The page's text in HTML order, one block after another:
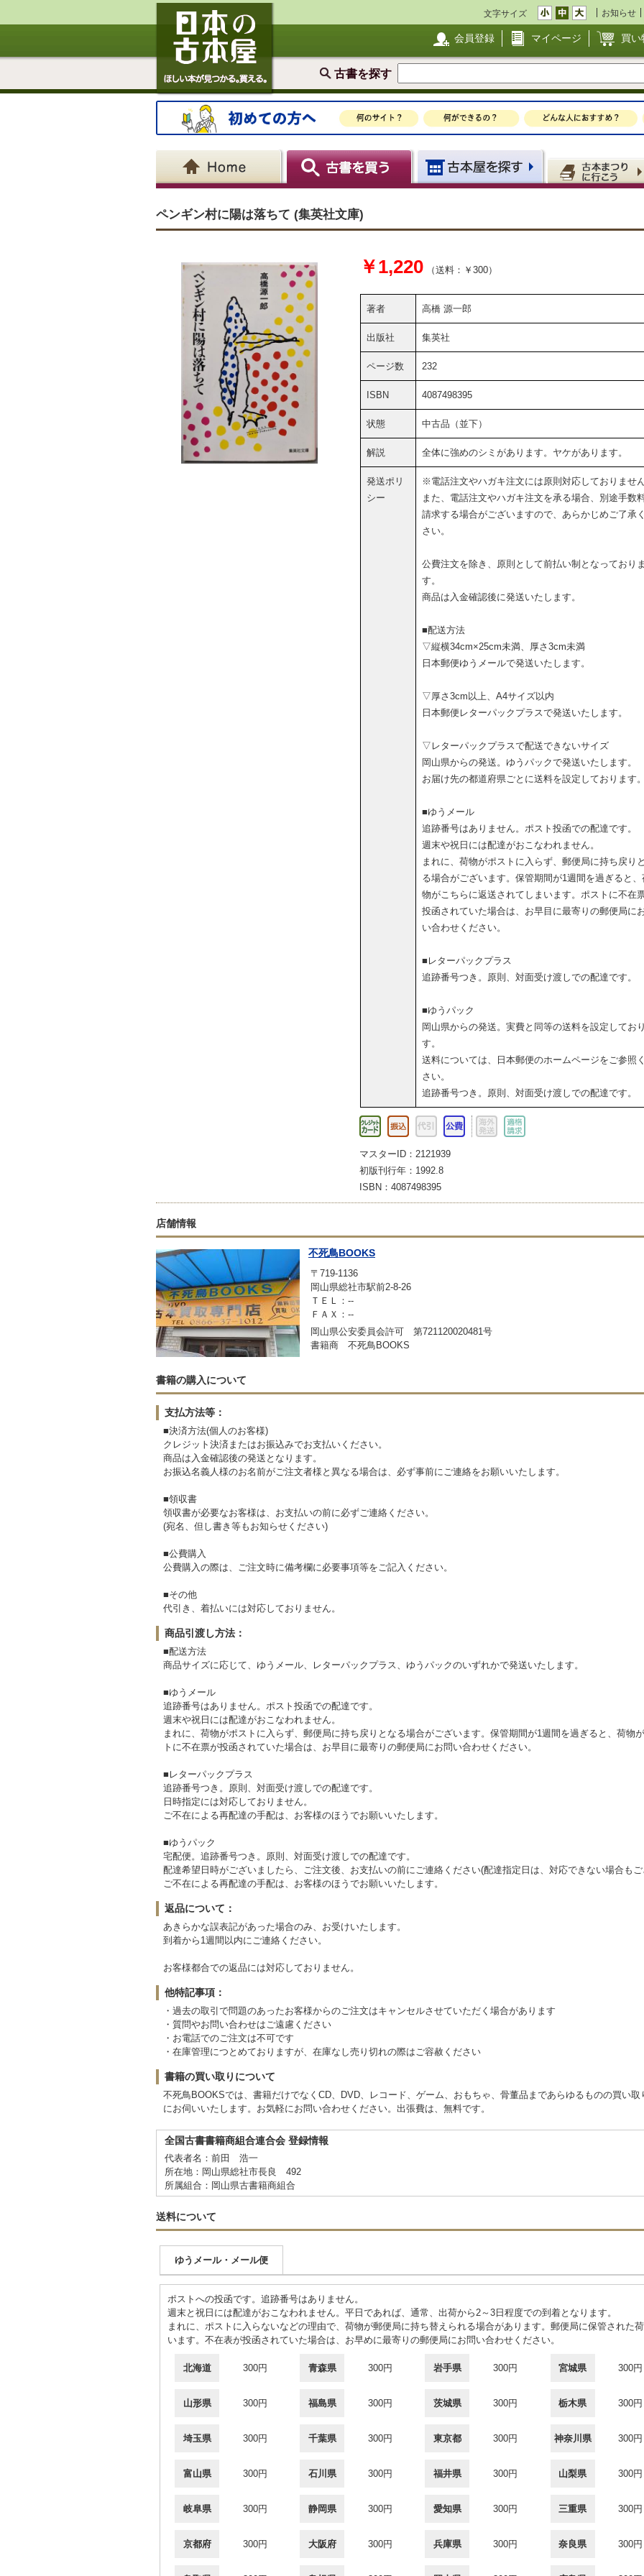
文字サイズ お知らせ
会員登録 マイページ 買い
古書を探す
ペンギン村に陽は落ちて (集英社文庫)
￥1,220 （送料：￥300）
著者 高橋 源一郎
出版社 集英社
ページ数 232
ISBN 4087498395
状態 中古品（並下）
解説 全体に強めのシミがあります。ヤケがあります。
発送ポリ
シー
※電話注文やハガキ注文には原則対応しておりません
また、電話注文やハガキ注文を承る場合、別途手数
請求する場合がございますので、あらかじめご了承
さい。
公費注文を除き、原則として前払い制となっておりま
す。
商品は入金確認後に発送いたします。
■配送方法
▽縦横34cm×25cm未満、厚さ3cm未満
日本郵便ゆうメールで発送いたします。
▽厚さ3cm以上、A4サイズ以内
日本郵便レターパックプラスで発送いたします。
▽レターパックプラスで配送できないサイズ
岡山県からの発送。ゆうパックで発送いたします。
お届け先の都道府県ごとに送料を設定しております。
■ゆうメール
追跡番号はありません。ポスト投函での配達です。
週末や祝日には配達がおこなわれません。
まれに、荷物がポストに入らず、郵便局に持ち戻り
る場合がございます。保管期間が1週間を過ぎると、
物がこちらに返送されてしまいます。ポストに不在
投函されていた場合は、お早目に最寄りの郵便局に
い合わせください。
■レターパックプラス
追跡番号つき。原則、対面受け渡しでの配達です。
■ゆうパック
岡山県からの発送。実費と同等の送料を設定してお
す。
送料については、日本郵便のホームページをご参照
さい。
追跡番号つき。原則、対面受け渡しでの配達です。
マスターID：2121939
初版刊行年：1992.8
ISBN：4087498395
店舗情報
不死鳥BOOKS
〒719-1136
岡山県総社市駅前2-8-26
ＴＥＬ：--
ＦＡＸ：--
岡山県公安委員会許可 第721120020481号
書籍商 不死鳥BOOKS
書籍の購入について
支払方法等：
■決済方法(個人のお客様)
クレジット決済またはお振込みでお支払いください。
商品は入金確認後の発送となります。
お振込名義人様のお名前がご注文者様と異なる場合は、必ず事前にご連絡をお願いいたします。
■領収書
領収書が必要なお客様は、お支払いの前に必ずご連絡ください。
(宛名、但し書き等もお知らせください)
■公費購入
公費購入の際は、ご注文時に備考欄に必要事項等をご記入ください。
■その他
代引き、着払いには対応しておりません。
商品引渡し方法：
■配送方法
商品サイズに応じて、ゆうメール、レターパックプラス、ゆうパックのいずれかで発送いたします。
■ゆうメール
追跡番号はありません。ポスト投函での配達です。
週末や祝日には配達がおこなわれません。
まれに、荷物がポストに入らず、郵便局に持ち戻りとなる場合がございます。保管期間が1週間を過ぎると、荷物
トに不在票が投函されていた場合は、お早目に最寄りの郵便局にお問い合わせください。
■レターパックプラス
追跡番号つき。原則、対面受け渡しでの配達です。
日時指定には対応しておりません。
ご不在による再配達の手配は、お客様のほうでお願いいたします。
■ゆうパック
宅配便。追跡番号つき。原則、対面受け渡しでの配達です。
配達希望日時がございましたら、ご注文後、お支払いの前にご連絡ください(配達指定日は、対応できない場合もご
ご不在による再配達の手配は、お客様のほうでお願いいたします。
返品について：
あきらかな誤表記があった場合のみ、お受けいたします。
到着から1週間以内にご連絡ください。
お客様都合での返品には対応しておりません。
他特記事項：
・過去の取引で問題のあったお客様からのご注文はキャンセルさせていただく場合があります
・質問やお問い合わせはご遠慮ください
・お電話でのご注文は不可です
・在庫管理につとめておりますが、在庫なし売り切れの際はご容赦ください
書籍の買い取りについて
不死鳥BOOKSでは、書籍だけでなくCD、DVD、レコード、ゲーム、おもちゃ、骨董品まであらゆるものの買い
にお伺いいたします。お気軽にお問い合わせください。出張費は、無料です。
全国古書書籍商組合連合会 登録情報
代表者名：前田 浩一
所在地：岡山県総社市長良 492
所属組合：岡山県古書籍商組合
送料について
ゆうメール・メール便
ポストへの投函です。追跡番号はありません。
週末と祝日には配達がおこなわれません。平日であれば、通常、出荷から2～3日程度での到着となります。
まれに、ポストに入らないなどの理由で、荷物が郵便局に持ち替えられる場合があります。郵便局に保管された
います。不在表が投函されていた場合は、お早めに最寄りの郵便局にお問い合わせください。
北海道 300円 青森県 300円 岩手県 300円 宮城県 300円
山形県 300円 福島県 300円 茨城県 300円 栃木県 300円
埼玉県 300円 千葉県 300円 東京都 300円 神奈川県 300円
富山県 300円 石川県 300円 福井県 300円 山梨県 300円
岐阜県 300円 静岡県 300円 愛知県 300円 三重県 300円
京都府 300円 大阪府 300円 兵庫県 300円 奈良県 300円